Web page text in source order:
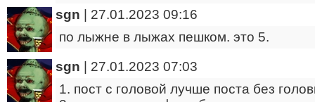
sgn
27.01.2023 09:16
по лыжне в лыжах пешком. это 5.
sgn
27.01.2023 07:03
1. пост с головой лучше поста без